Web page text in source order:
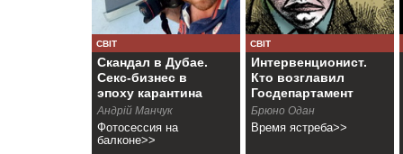
СВІТ
Скандал в Дубае.
Секс-бизнес в
эпоху карантина
Андрiй Манчук
Фотосессия на
балконе>>
СВІТ
Интервенционист.
Кто возглавил
Госдепартамент
Брюно Одан
Время ястреба>>